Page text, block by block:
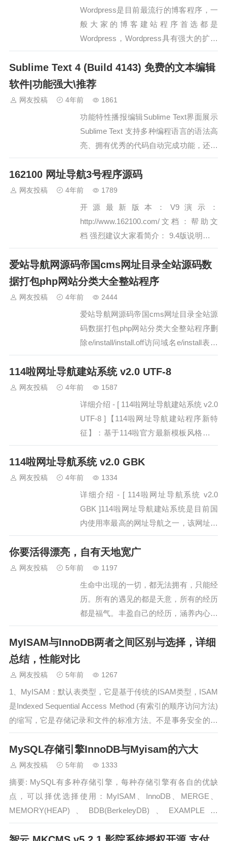
后设置的自定义网址会保存到服务器，方
便其它电脑登陆后获取自定义…
Wordpress是目前最流行的博客程序，一
般大家的博客建站程序首选都是
Wordpress，Wordpress具有强大的扩展
性，由于用户数量非常多，用户自身开发
的Wordpress插件及主题等也不断地增强
Wordpress的功能，甚至已有使用部分
cms网站也开始使用wordpress。基本简
Sublime Text 4 (Build 4143) 免费的文本编辑
软件|功能强大\推荐
网友投稿 4年前 1861
功能特性播报编辑Sublime Text界面展示
Sublime Text 支持多种编程语言的语法高
亮、拥有优秀的代码自动完成功能，还拥
有代码片段（Snippet）的功能，可以将
常用的代码片段保存起来，在需要时随时
调用。支持 VIM 模式，可以使用Vim模式
下的多数命令。支持宏，简单地说就是把
162100 网址导航3号程序源码
网友投稿 4年前 1789
开源最新版本：V9演示：
http://www.162100.com/文档：帮助文
档 强烈建议大家看简介： 9.4版说明增加
了一项极其实用的功能：批量检测网址链
接。路径：管理员后台 -> 分类、网址管
理 -> 批量抓简介+批量验网址。9.3.9版
说明修补了一处安全漏洞，…
爱站导航网源码帝国cms网址目录全站源码数
据打包php网站分类大全整站程序
网友投稿 4年前 2444
爱站导航网源码帝国cms网址目录全站源
码数据打包php网站分类大全整站程序删
除e/install/install.off访问域名e/install表名
前缀 zmb然后 系统 /备份与恢复数据/恢
复数据 /选择目录 选择di一个/开始恢复然
后来到数据更新/全部更新一遍 这边首页
数据写入恢复会比较慢可以…
114啦网址导航建站系统 v2.0 UTF-8
网友投稿 4年前 1587
详细介绍 - [ 114啦网址导航建站系统 v2.0
UTF-8 ]【114啦网址导航建站程序新特
征】：基于114啦官方最新模板风格——
简洁、美观，网址、内容高度整合采用高
效Yii框架编写—大型Web应用的高性能
PHP框架内容、位置区域块—可修改模板
灵活调用数据可一键同步114啦官方数据
—无需自行维…
114啦网址导航系统 v2.0 GBK
网友投稿 4年前 1334
详细介绍 - [ 114啦网址导航系统 v2.0
GBK ]114啦网址导航建站系统是目前国
内使用率最高的网址导航之一，该网址导
航生成系统为雨林木风自主研发，现正式
开源宣传，将帮助更多站长轻松搭建网址
导航网站。 【程序新特征】：基于114啦
官方最新模板风格——简洁、美观，网
址、内容高度整合…
你要活得漂亮，自有天地宽广
网友投稿 5年前 1197
生命中出现的一切，都无法拥有，只能经
历。所有的遇见的都是天意，所有的经历
都是福气。丰盈自己的经历，涵养内心的
丰厚，淡看得失，笑看成败。要活得漂
亮，自有天地宽广！ 奥尔珂德在《小妇
心因饱经忧患而愈益温厚”。生命因经历
行…
MyISAM与InnoDB两者之间区别与选择，详细
总结，性能对比
网友投稿 5年前 1267
1、MyISAM：默认表类型，它是基于传统的ISAM类型，ISAM
是Indexed Sequential Access Method (有索引的顺序访问方法)
的缩写，它是存储记录和文件的标准方法。不是事务安全的，
而且不支持外键，如果执行大量的select，insert MyISAM比较
适合。2、I…
MySQL存储引擎InnoDB与Myisam的六大
网友投稿 5年前 1333
摘要: MySQL有多种存储引擎，每种存储引擎有各自的优缺
点，可以择优选择使用：MyISAM、InnoDB、MERGE、
MEMORY(HEAP)、BDB(BerkeleyDB)、EXAMPLE、
FEDERATED、ARCHIVE、CSV、BLACKHOLE。MySQL 有
多种存储引擎，每种存储引擎有…